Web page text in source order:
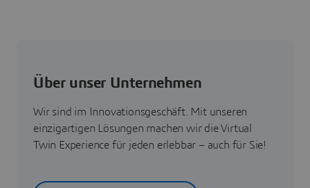
Über unser Unternehmen
Wir sind im Innovationsgeschäft. Mit unseren
einzigartigen Lösungen machen wir die Virtual
Twin Experience für jeden erlebbar – auch für Sie!